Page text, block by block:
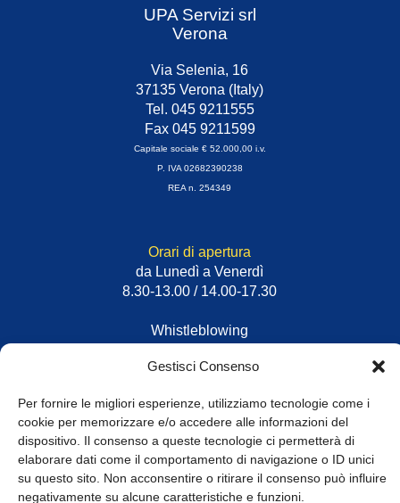
Gestisci Consenso
Per fornire le migliori esperienze, utilizziamo tecnologie come i
cookie per memorizzare e/o accedere alle informazioni del
dispositivo. Il consenso a queste tecnologie ci permetterà di
elaborare dati come il comportamento di navigazione o ID unici
su questo sito. Non acconsentire o ritirare il consenso può influire
negativamente su alcune caratteristiche e funzioni.
UPA Servizi srl
Verona
Via Selenia, 16
37135 Verona (Italy)
Tel. 045 9211555
Fax 045 9211599
Capitale sociale € 52.000,00 i.v.
P. IVA 02682390238
REA n. 254349
Orari di apertura
da Lunedì a Venerdì
8.30-13.00 / 14.00-17.30
Whistleblowing
Privacy Policy e Cookie|Informativa Cookie
Web Design: Baoblà